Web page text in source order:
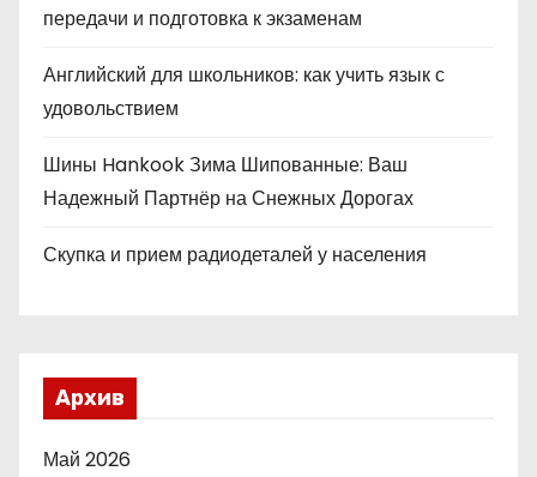
передачи и подготовка к экзаменам
Английский для школьников: как учить язык с
удовольствием
Шины Hankook Зима Шипованные: Ваш
Надежный Партнёр на Снежных Дорогах
Скупка и прием радиодеталей у населения
Архив
Май 2026